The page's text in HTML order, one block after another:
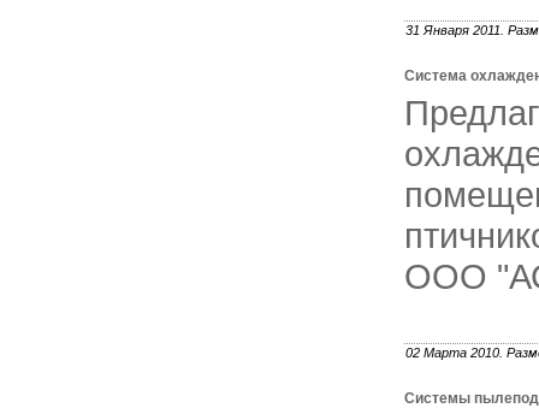
31 Января 2011.
Система
ООО
02 Марта 2010.
Системы